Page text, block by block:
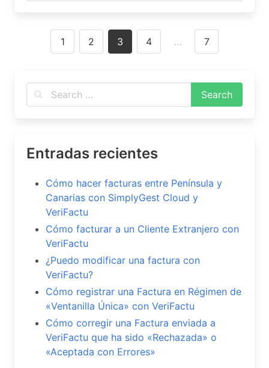
1 2 3 4 … 7
Entradas recientes
Cómo hacer facturas entre Península y
Canarias con SimplyGest Cloud y
VeriFactu
Cómo facturar a un Cliente Extranjero con
VeriFactu
¿Puedo modificar una factura con
VeriFactu?
Cómo registrar una Factura en Régimen de
«Ventanilla Única» con VeriFactu
Cómo corregir una Factura enviada a
VeriFactu que ha sido «Rechazada» o
«Aceptada con Errores»